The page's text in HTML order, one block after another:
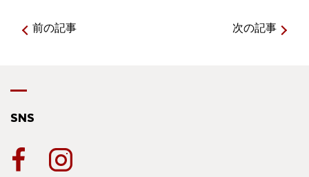
前の記事 次の記事
SNS